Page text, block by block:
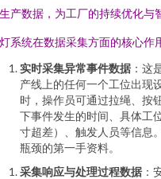
产数据，为工厂的持续优化与
系统在数据采集方面的核心作
实时采集异常事件数据 ：这
产线上的任何一个工位出现
时，操作员可通过拉绳、按
下事件发生的时间、具体工
寸超差）、触发人员等信息
瓶颈的第一手资料。
采集响应与处理过程数据 ：